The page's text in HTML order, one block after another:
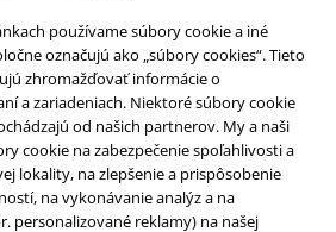
používame súbory cookie a iné
označujú ako „súbory cookies“. Tieto
zhromažďovať informácie o
a zariadeniach. Niektoré súbory cookie
od našich partnerov. My a naši
cookie na zabezpečenie spoľahlivosti a
lokality, na zlepšenie a prispôsobenie
na vykonávanie analýz a na
personalizované reklamy) na našej
2 3 ... 125
Stránka 1 Z 125